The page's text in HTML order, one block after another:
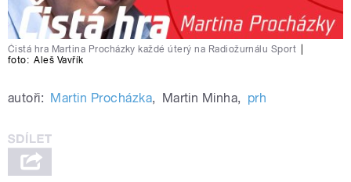
Čistá hra Martina Procházky každé úterý na Radiožurnálu Sport
foto: Aleš Vavřík
autoři: Martin Procházka, Martin Minha, prh